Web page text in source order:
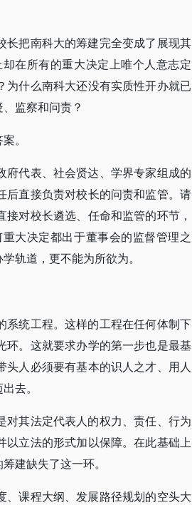
长把南科大的筹建完全变成了展现其
在所有的重大决定上唯个人意志定
什么南科大还没有实质性开办就已
监察和问责？
。
代表、社会贤达、学界专家组成的
后直接负责对校长的问责和监管。请
对校长遴选、任命和监管的环节，
大决定都出于董事会的监督管理之
轨道，更不能为所欲为。
系统工程。这样的工程在任何体制下
。这就要求办学的第一步也是最基
人必须要有基本的识人之才、用人
去。
其法定代表人的权力、责任、行为
以立法的形式加以保障。在此基础上
建缺失了这一环。
课程大纲、发展路径规划的空头大